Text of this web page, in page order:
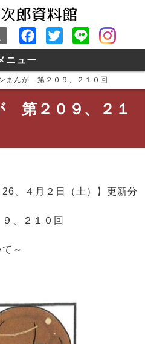
検
索
Facebook
Twitter Line
ニュー
まんが 第２０９、２１０回
第２０９、２１
26、４月２日（土）】更新分
、２１０回
～